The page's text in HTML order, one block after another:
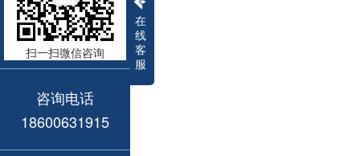
在
线
客
服
扫一扫微信咨询
咨询电话
18600631915